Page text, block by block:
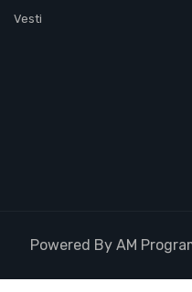
Vesti
Powered By AM